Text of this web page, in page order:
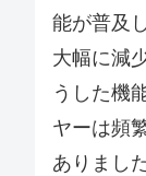
能が普及
大幅に減
うした機
ヤーは頻
ありました